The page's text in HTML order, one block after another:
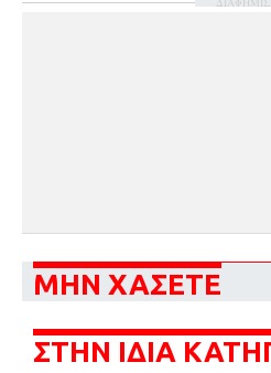
ΜΗΝ ΧΑΣΕΤΕ
ΣΤΗΝ ΙΔΙΑ